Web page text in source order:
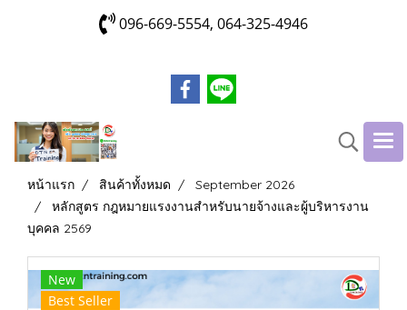
096-669-5554, 064-325-4946
หน้าแรก สินค้าทั้งหมด
September 2026
หลักสูตร กฎหมายแรงงานสำหรับนายจ้างและผู้บริหารงาน
บุคคล 2569
New
Best Seller